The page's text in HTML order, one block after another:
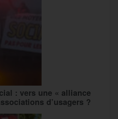
: vers une « alliance
d’usagers ?